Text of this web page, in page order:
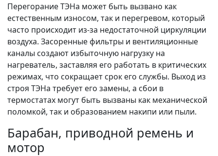
Перегорание ТЭНа может быть вызвано как
естественным износом, так и перегревом, который
часто происходит из-за недостаточной циркуляции
воздуха. Засоренные фильтры и вентиляционные
каналы создают избыточную нагрузку на
нагреватель, заставляя его работать в критических
режимах, что сокращает срок его службы. Выход из
строя ТЭНа требует его замены, а сбои в
термостатах могут быть вызваны как механической
поломкой, так и образованием накипи или пыли.
Барабан, приводной ремень и
мотор